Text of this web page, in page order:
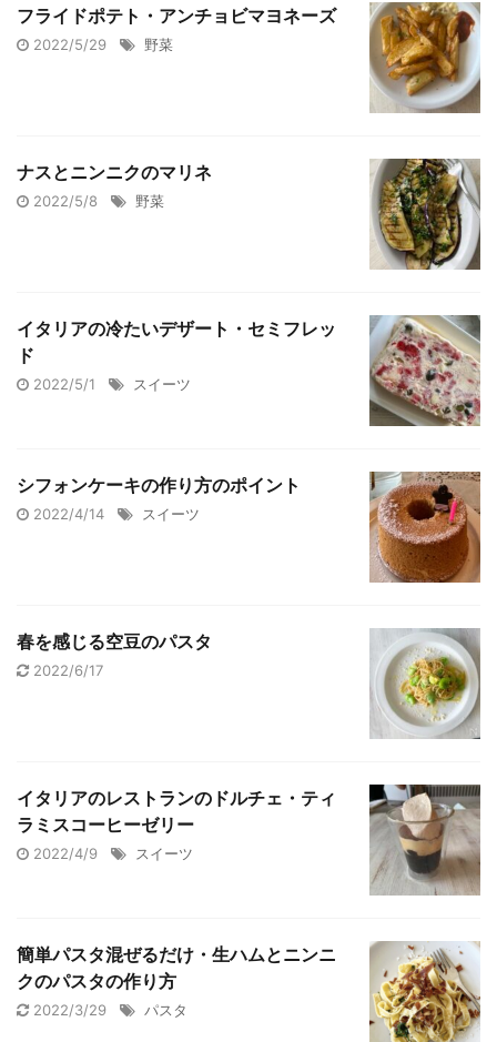
フライドポテト・アンチョビマヨネーズ
2022/5/29 野菜
ナスとニンニクのマリネ
2022/5/8 野菜
イタリアの冷たいデザート・セミフレッ
ド
2022/5/1 スイーツ
シフォンケーキの作り方のポイント
2022/4/14 スイーツ
春を感じる空豆のパスタ
2022/6/17
イタリアのレストランのドルチェ・ティ
ラミスコーヒーゼリー
2022/4/9 スイーツ
簡単パスタ混ぜるだけ・生ハムとニンニ
クのパスタの作り方
2022/3/29 パスタ